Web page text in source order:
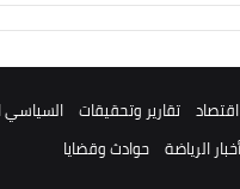
اقتصاد تقارير وتحقيقات
أخبار الرياضة حوادث وقضايا